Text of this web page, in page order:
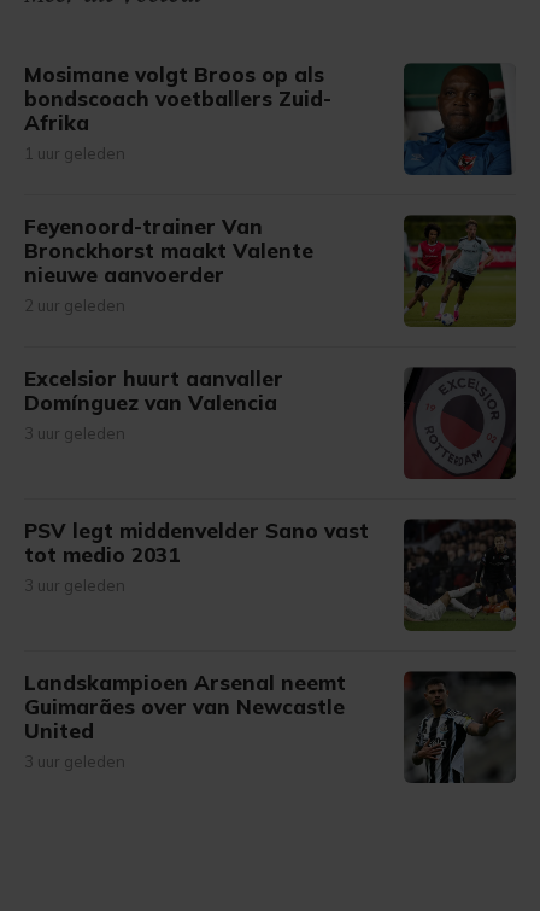
Mosimane volgt Broos op als
bondscoach voetballers Zuid-
Afrika
1 uur geleden
Feyenoord-trainer Van
Bronckhorst maakt Valente
nieuwe aanvoerder
2 uur geleden
Excelsior huurt aanvaller
Domínguez van Valencia
3 uur geleden
PSV legt middenvelder Sano vast
tot medio 2031
3 uur geleden
Landskampioen Arsenal neemt
Guimarães over van Newcastle
United
3 uur geleden